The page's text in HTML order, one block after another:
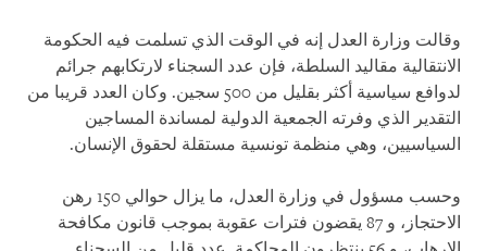
وقالت وزارة العدل إنه في الوقت الذي تسلمت فيه الحكومة
الانتقالية مقاليد السلطة، فإن عدد السجناء لارتكابهم جرائم
لدوافع سياسية أكثر بقليل من 500 سجين. وكان العدد قريبا من
التقدير الذي وفرته الجمعية الدولية لمساندة المساجين
السياسيين، وهي منظمة تونسية مستقلة لحقوق الإنسان.
وحسب مسؤول في وزارة العدل، ما يزال حوالي 150 رهن
الاحتجاز، و 87 يقضون فترات عقوبة بموجب قانون مكافحة